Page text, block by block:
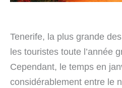
Tenerife, la plus grande
les touristes toute l’année
Cependant, le temps en
considérablement entre le